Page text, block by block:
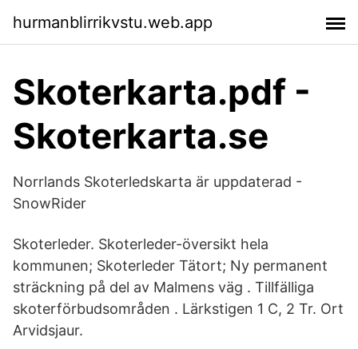
hurmanblirrikvstu.web.app
Skoterkarta.pdf -
Skoterkarta.se
Norrlands Skoterledskarta är uppdaterad -
SnowRider
Skoterleder. Skoterleder-översikt hela
kommunen; Skoterleder Tätort; Ny permanent
sträckning på del av Malmens väg . Tillfälliga
skoterförbudsområden . Lärkstigen 1 C, 2 Tr. Ort
Arvidsjaur.